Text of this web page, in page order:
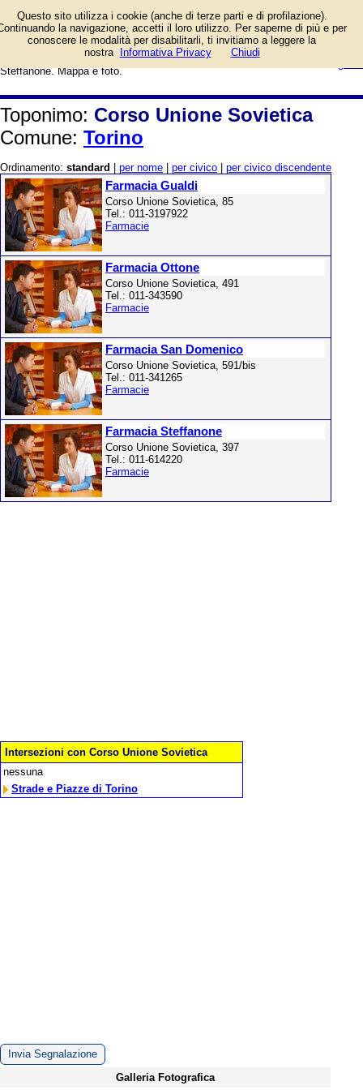
in Corso Unione Sovietica a
Torino. Tra le attività: Farmacia
Gualdi, Farmacia Ottone, Farmacia
San Domenico, Farmacia
Steffanone. Mappa e foto.
Toponimo: Corso Unione Sovietica
Comune: Torino
Ordinamento: standard per nome per civico per civico discendente
Farmacia Gualdi
Corso Unione Sovietica, 85
Tel.: 011-3197922
Farmacie
Farmacia Ottone
Corso Unione Sovietica, 491
Tel.: 011-343590
Farmacie
Farmacia San Domenico
Corso Unione Sovietica, 591/bis
Tel.: 011-341265
Farmacie
Farmacia Steffanone
Corso Unione Sovietica, 397
Tel.: 011-614220
Farmacie
Intersezioni con Corso Unione Sovietica
nessuna
Strade e Piazze di Torino
Invia Segnalazione
Galleria Fotografica
Questo sito utilizza i cookie (anche di terze parti e di profilazione).
la navigazione, accetti il loro utilizzo. Per saperne di più e per
conoscere le modalità per disabilitarli, ti invitiamo a leggere la
nostra
Informativa Privacy Chiudi